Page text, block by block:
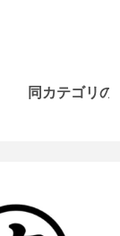
同カテゴリの